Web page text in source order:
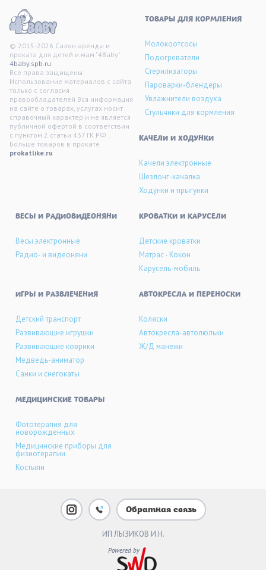
© 2015-2026 Салон аренды и
проката для детей и мам "4Baby"
4baby.spb.ru
Все права защищены.
Использование материалов с сайта
только с согласия
правообладателей Вся информация
на сайте о товарах, услугах носит
справочный характер и не является
публичной офертой в соответствии
с пунктом 2 статьи 437 ГК РФ. .
Больше товаров в прокате
prokatlike.ru
ТОВАРЫ ДЛЯ КОРМЛЕНИЯ
Молокоотсосы
Подогреватели
Стерилизаторы
Пароварки-блендеры
Увлажнители воздуха
Стульчики для кормления
KАЧЕЛИ И ХОДУНКИ
Качели электронные
Шезлонг-качалка
Ходунки и прыгунки
ВЕСЫ И РАДИОВИДЕОНЯНИ
Весы электронные
Радио- и видеоняни
КРОВАТКИ И КАРУСЕЛИ
Детские кроватки
Матрас - Кокон
Карусель-мобиль
ИГРЫ И РАЗВЛЕЧЕНИЯ
Детский транспорт
Развивающие игрушки
Развивающие коврики
Медведь-аниматор
Санки и снегокаты
АВТОКРЕСЛА И ПЕРЕНОСКИ
Коляски
Автокресла-автолюльки
Ж/Д манежи
МЕДИЦИНСКИЕ ТОВАРЫ
Фототерапия для
новорожденных
Медицинские приборы для
физиотерапии
Костыли
Обратная связь
ИП ЛЫЗИКОВ И.Н.